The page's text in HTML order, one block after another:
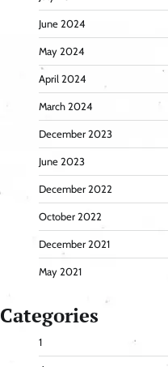
June 2024
May 2024
April 2024
March 2024
December 2023
June 2023
December 2022
October 2022
December 2021
May 2021
Categories
1